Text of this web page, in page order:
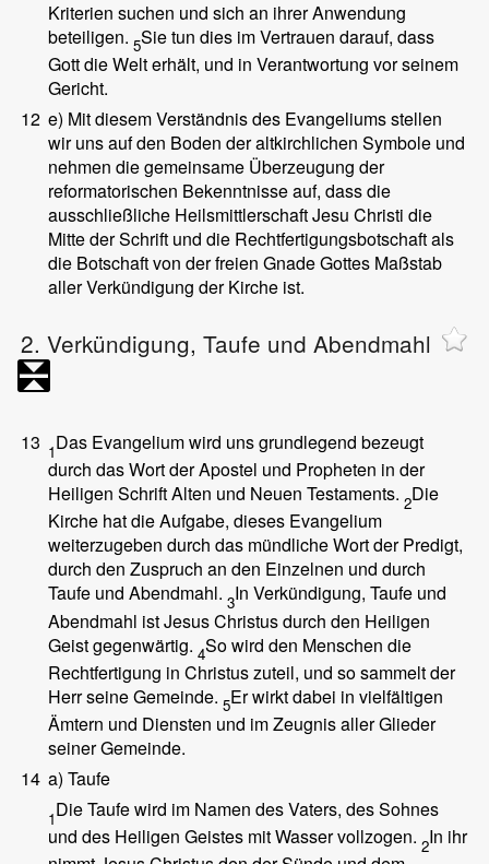
Kriterien suchen und sich an ihrer Anwendung
beteiligen. 5Sie tun dies im Vertrauen darauf, dass
Gott die Welt erhält, und in Verantwortung vor seinem
Gericht.
12 e) Mit diesem Verständnis des Evangeliums stellen
wir uns auf den Boden der altkirchlichen Symbole und
nehmen die gemeinsame Überzeugung der
reformatorischen Bekenntnisse auf, dass die
ausschließliche Heilsmittlerschaft Jesu Christi die
Mitte der Schrift und die Rechtfertigungsbotschaft als
die Botschaft von der freien Gnade Gottes Maßstab
aller Verkündigung der Kirche ist.
2. Verkündigung, Taufe und Abendmahl
13 1Das Evangelium wird uns grundlegend bezeugt
durch das Wort der Apostel und Propheten in der
Heiligen Schrift Alten und Neuen Testaments. 2Die
Kirche hat die Aufgabe, dieses Evangelium
weiterzugeben durch das mündliche Wort der Predigt,
durch den Zuspruch an den Einzelnen und durch
Taufe und Abendmahl. 3In Verkündigung, Taufe und
Abendmahl ist Jesus Christus durch den Heiligen
Geist gegenwärtig. 4So wird den Menschen die
Rechtfertigung in Christus zuteil, und so sammelt der
Herr seine Gemeinde. 5Er wirkt dabei in vielfältigen
Ämtern und Diensten und im Zeugnis aller Glieder
seiner Gemeinde.
14 a) Taufe
1Die Taufe wird im Namen des Vaters, des Sohnes
und des Heiligen Geistes mit Wasser vollzogen. 2In ihr